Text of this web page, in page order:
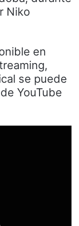
Niko
en
se puede
YouTube